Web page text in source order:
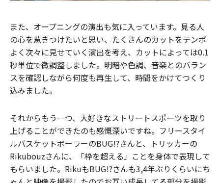
また、オープニングの演出も気に入っています。見る人
の心を惹きつけたいと思い、たくさんのカットをテンポ
よく次々に見せていく演出を考え、カットによっては0.1
秒単位で微調整しました。明暗や色調、音楽とのバラン
スを確認しながら何度も再生して、時間をかけてつくり
込みました。
それからもう一つ、大好きなストリートスポーツを取り
上げることができたのも感慨深いですね。フリースタイ
ルバスケットボーラーのBUG!?さんと、トリッカーの
Rikubouzさんに、「枠を超える」ことを身体で表現して
もらいました。RikuもBUG!?さんも3,4年ぶりくらいにち